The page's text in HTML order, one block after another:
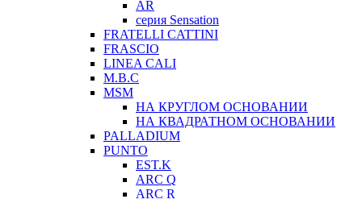
AR
серия Sensation
FRATELLI CATTINI
FRASCIO
LINEA CALI
M.B.C
MSM
НА КРУГЛОМ ОСНОВАНИИ
НА КВАДРАТНОМ ОСНОВАНИИ
PALLADIUM
PUNTO
EST.K
ARC Q
ARC R